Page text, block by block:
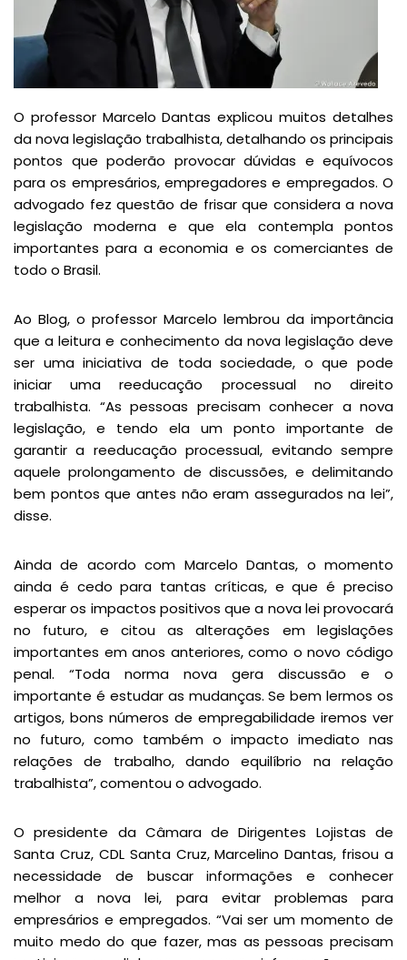
O professor Marcelo Dantas explicou muitos detalhes
da nova legislação trabalhista, detalhando os principais
pontos que poderão provocar dúvidas e equívocos
para os empresários, empregadores e empregados. O
advogado fez questão de frisar que considera a nova
legislação moderna e que ela contempla pontos
importantes para a economia e os comerciantes de
todo o Brasil.
Ao Blog, o professor Marcelo lembrou da importância
que a leitura e conhecimento da nova legislação deve
ser uma iniciativa de toda sociedade, o que pode
iniciar uma reeducação processual no direito
trabalhista. “As pessoas precisam conhecer a nova
legislação, e tendo ela um ponto importante de
garantir a reeducação processual, evitando sempre
aquele prolongamento de discussões, e delimitando
bem pontos que antes não eram assegurados na lei”,
disse.
Ainda de acordo com Marcelo Dantas, o momento
ainda é cedo para tantas críticas, e que é preciso
esperar os impactos positivos que a nova lei provocará
no futuro, e citou as alterações em legislações
importantes em anos anteriores, como o novo código
penal. “Toda norma nova gera discussão e o
importante é estudar as mudanças. Se bem lermos os
artigos, bons números de empregabilidade iremos ver
no futuro, como também o impacto imediato nas
relações de trabalho, dando equilíbrio na relação
trabalhista”, comentou o advogado.
O presidente da Câmara de Dirigentes Lojistas de
Santa Cruz, CDL Santa Cruz, Marcelino Dantas, frisou a
necessidade de buscar informações e conhecer
melhor a nova lei, para evitar problemas para
empresários e empregados. “Vai ser um momento de
muito medo do que fazer, mas as pessoas precisam